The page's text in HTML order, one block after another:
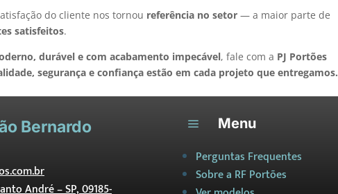
do cliente nos tornou referência no setor — a maior parte de
satisfeitos.
durável e com acabamento impecável, fale com a PJ Portões
segurança e confiança estão em cada projeto que entregamos.
Bernardo
André – SP, 09185-
a Menu
Perguntas Frequentes
Sobre a RF Portões